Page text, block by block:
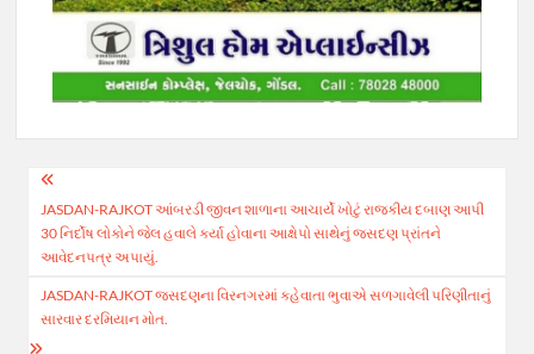
Post
navigation
JASDAN-RAJKOT આંબરડી જીવન શાળાના આચાર્યે ખોટું રાજકીય દબાણ આપી
30 નિર્દોષ લોકોને જેલ હવાલે કર્યા હોવાના આક્ષેપો સાથેનું જસદણ પ્રાંતને
આવેદનપત્ર અપાયું.
JASDAN-RAJKOT જસદણના વિરનગરમાં કહેવાતા ભુવાએ સળગાવેલી પરિણીતાનું
સારવાર દરમિયાન મોત.